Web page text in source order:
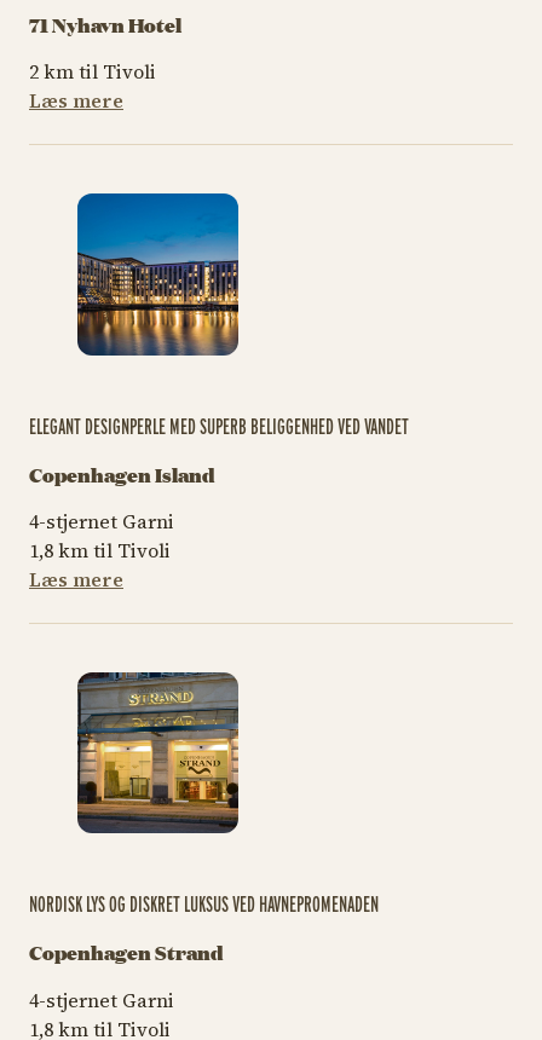
71 Nyhavn Hotel
2 km til Tivoli
Læs mere
ELEGANT DESIGNPERLE MED SUPERB BELIGGENHED VED VANDET
Copenhagen Island
4-stjernet Garni
1,8 km til Tivoli
Læs mere
NORDISK LYS OG DISKRET LUKSUS VED HAVNEPROMENADEN
Copenhagen Strand
4-stjernet Garni
1,8 km til Tivoli